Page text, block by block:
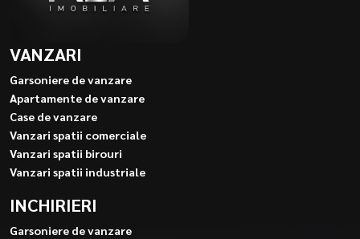
VANZARI
Garsoniere de vanzare
Apartamente de vanzare
Case de vanzare
Vanzari spatii comerciale
Vanzari spatii birouri
Vanzari spatii industriale
INCHIRIERI
Garsoniere de vanzare